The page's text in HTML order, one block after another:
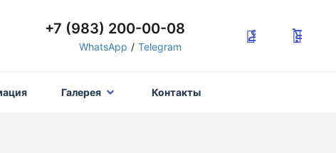
+7 (983) 200-00-08
WhatsApp / Telegram
Галерея Контакты